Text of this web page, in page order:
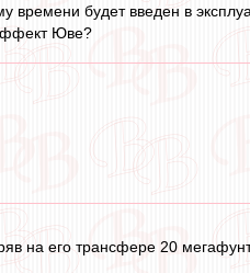
времени будет введен в
Юве?
на его трансфере 20